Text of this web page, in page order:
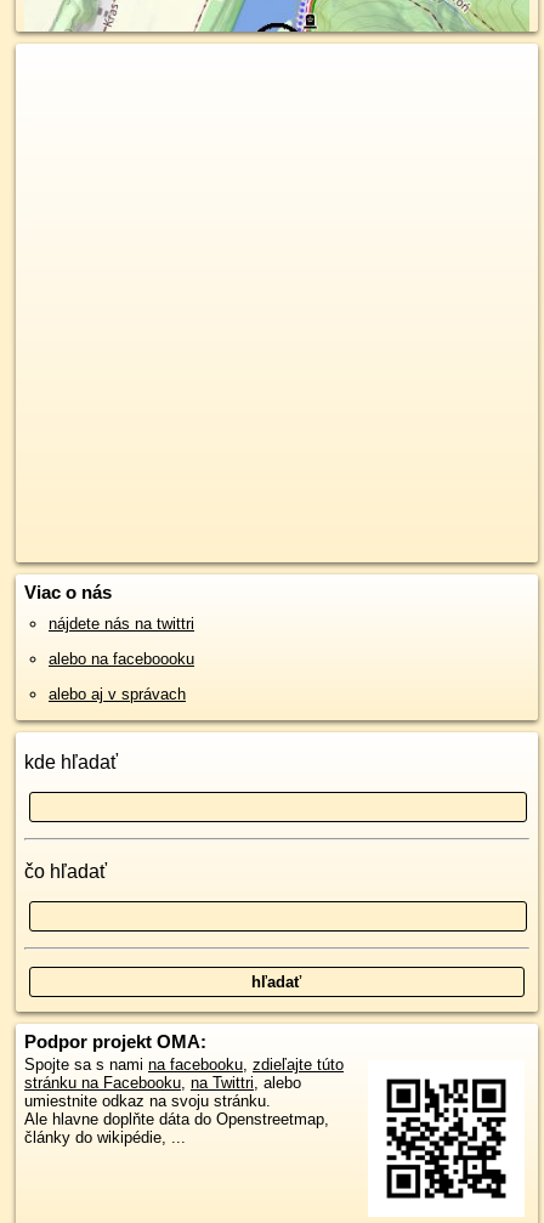
Viac o nás
nájdete nás na twittri
alebo na faceboooku
alebo aj v správach
kde hľadať
čo hľadať
Podpor projekt OMA:
Spojte sa s nami na facebooku, zdieľajte túto
stránku na Facebooku, na Twittri, alebo
umiestnite odkaz na svoju stránku.
Ale hlavne doplňte dáta do Openstreetmap,
články do wikipédie, ...